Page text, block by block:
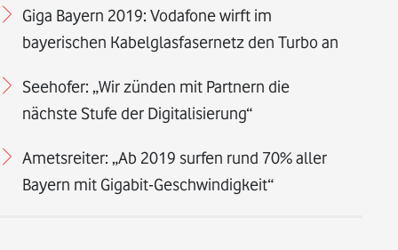
Giga Bayern 2019: Vodafone wirft im
bayerischen Kabelglasfasernetz den Turbo an
Seehofer: „Wir zünden mit Partnern die
nächste Stufe der Digitalisierung“
Ametsreiter: „Ab 2019 surfen rund 70% aller
Bayern mit Gigabit-Geschwindigkeit“